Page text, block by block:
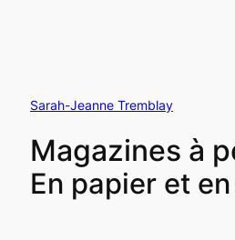
Sarah-Jeanne Tremblay
Magazines à
En papier et